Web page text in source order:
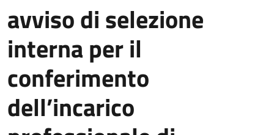
avviso di selezione
interna per il
conferimento
dell’incarico